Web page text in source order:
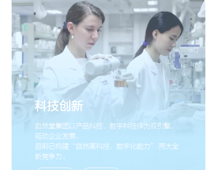
科技创新
自然堂集团以产品科技、数字科技作为双引擎，
驱动企业发展，
目前已构建“自然高科技、数字化能力” 两大全
新竞争力。